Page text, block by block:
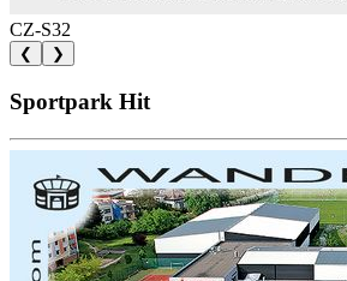
CZ-S32
❮ ❯
Sportpark Hit